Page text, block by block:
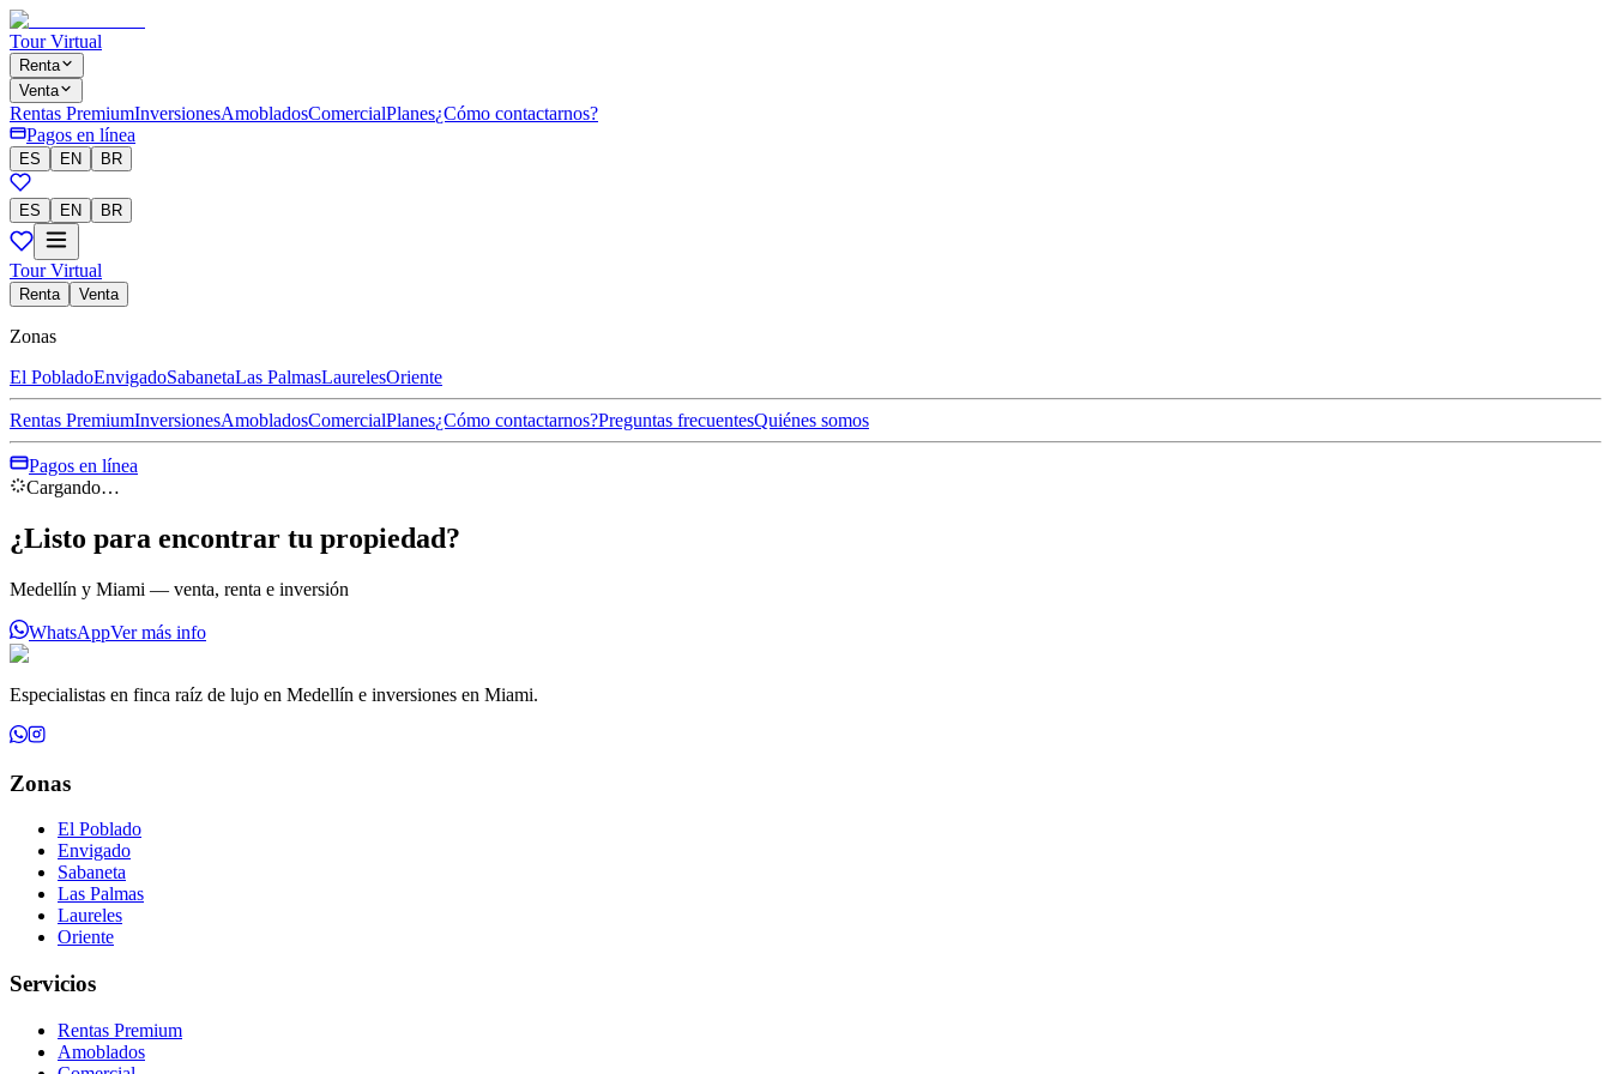
Tour Virtual
Renta
Venta
Rentas PremiumInversionesAmobladosComercialPlanes¿Cómo contactarnos?
Pagos en línea
ES EN BR
ES EN BR
Tour Virtual
Renta Venta
Zonas
El PobladoEnvigadoSabanetaLas PalmasLaurelesOriente
Rentas PremiumInversionesAmobladosComercialPlanes¿Cómo contactarnos?Preguntas frecuentesQuiénes somos
Pagos en línea
Cargando…
¿Listo para encontrar tu propiedad?
Medellín y Miami — venta, renta e inversión
WhatsAppVer más info
Especialistas en finca raíz de lujo en Medellín e inversiones en Miami.
Zonas
El Poblado
Envigado
Sabaneta
Las Palmas
Laureles
Oriente
Servicios
Rentas Premium
Amoblados